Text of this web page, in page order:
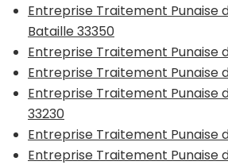
Entreprise Traitement Punaise
Bataille 33350
Entreprise Traitement Punaise
Entreprise Traitement Punaise
Entreprise Traitement Punaise
33230
Entreprise Traitement Punaise
Entreprise Traitement Punaise